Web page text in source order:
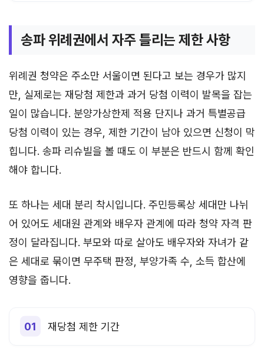
송파 위례권에서 자주 틀리는 제한 사항
위례권 청약은 주소만 서울이면 된다고 보는 경우가 많지
만, 실제로는 재당첨 제한과 과거 당첨 이력이 발목을 잡는
일이 많습니다. 분양가상한제 적용 단지나 과거 특별공급
당첨 이력이 있는 경우, 제한 기간이 남아 있으면 신청이 막
힙니다. 송파 리슈빌을 볼 때도 이 부분은 반드시 함께 확인
해야 합니다.
또 하나는 세대 분리 착시입니다. 주민등록상 세대만 나뉘
어 있어도 세대원 관계와 배우자 관계에 따라 청약 자격 판
정이 달라집니다. 부모와 따로 살아도 배우자와 자녀가 같
은 세대로 묶이면 무주택 판정, 부양가족 수, 소득 합산에
영향을 줍니다.
재당첨 제한 기간